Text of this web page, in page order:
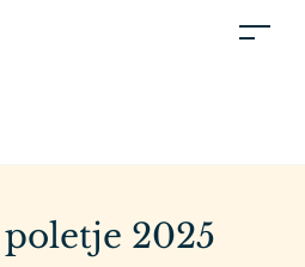
2025